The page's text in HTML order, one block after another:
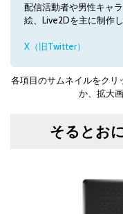
配信活動者や男性キャ
絵、Live2Dを主に制作し
X（旧Twitter）
各項目のサムネイルをクリ
か、拡大
そるとお